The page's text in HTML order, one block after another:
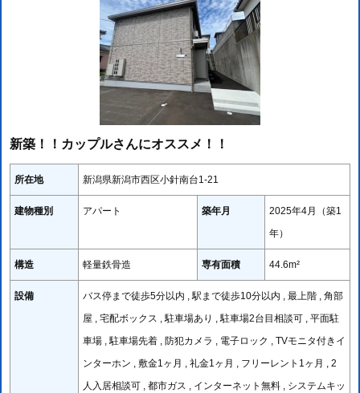
新築！！カップルさんにオススメ！！
所在地 新潟県新潟市西区小針南台1-21
建物種別 アパート 築年月
2025年4月（築1
年）
構造 軽量鉄骨造 専有面積 44.6m²
設備
バス停まで徒歩5分以内 , 駅まで徒歩10分以内 , 最上階 , 角部
屋 , 宅配ボックス , 駐車場あり , 駐車場2台目相談可 , 平面駐
車場 , 駐車場先着 , 防犯カメラ , 電子ロック , TVモニタ付きイ
ンターホン , 敷金1ヶ月 , 礼金1ヶ月 , フリーレント1ヶ月 , 2
人入居相談可 , 都市ガス , インターネット無料 , システムキッ